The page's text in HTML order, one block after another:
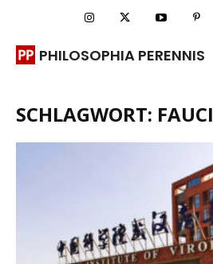
PHILOSOPHIA PERENNIS
SCHLAGWORT: FAUCI